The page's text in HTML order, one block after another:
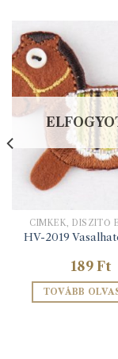
CIMKÉK, DÍSZÍTŐ
HV-2019
189 Ft
TOVÁBB